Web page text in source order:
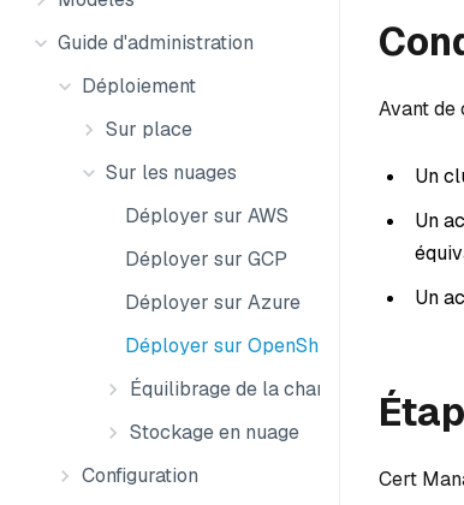
Guide d'administration
Déploiement
Sur place
Sur les nuages
Déployer sur AWS
Déployer sur GCP
Déployer sur Azure
Déployer sur OpenShift
Équilibrage de la charge de la couche
Stockage en nuage
Configuration
Avant de
Un
Un
Un
Cert